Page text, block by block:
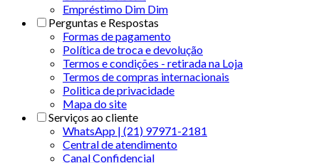
Empréstimo Dim Dim
Perguntas e Respostas
Formas de pagamento
Política de troca e devolução
Termos e condições - retirada na Loja
Termos de compras internacionais
Politica de privacidade
Mapa do site
Serviços ao cliente
WhatsApp | (21) 97971-2181
Central de atendimento
Canal Confidencial